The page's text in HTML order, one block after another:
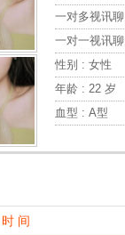
一对多视讯
一对一视讯
性别 : 女性
年龄 : 22 岁
血型 : A型
间